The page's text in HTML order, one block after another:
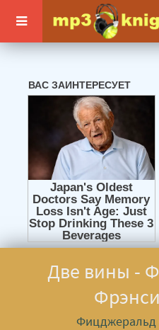
Две вины -
Фицджеральд